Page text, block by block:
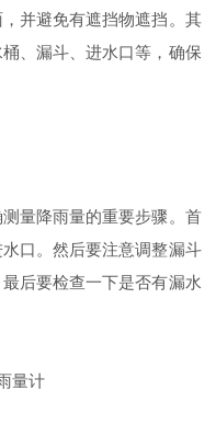
并避免有遮挡物遮挡。其
、漏斗、进水口等，确保
量降雨量的重要步骤。首
口。然后要注意调整漏斗
后要检查一下是否有漏水